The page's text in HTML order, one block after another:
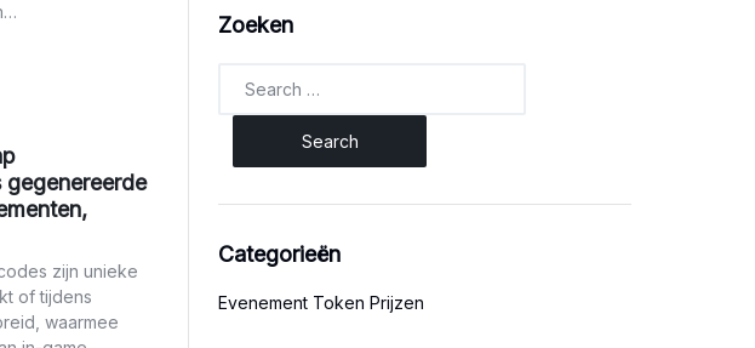
zijn unieke
of tijdens
waarmee
Zoeken
Categorieën
Evenement Token Prijzen